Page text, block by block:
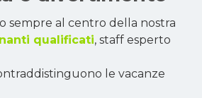
sempre al centro della nostra
qualificati, staff esperto
le vacanze